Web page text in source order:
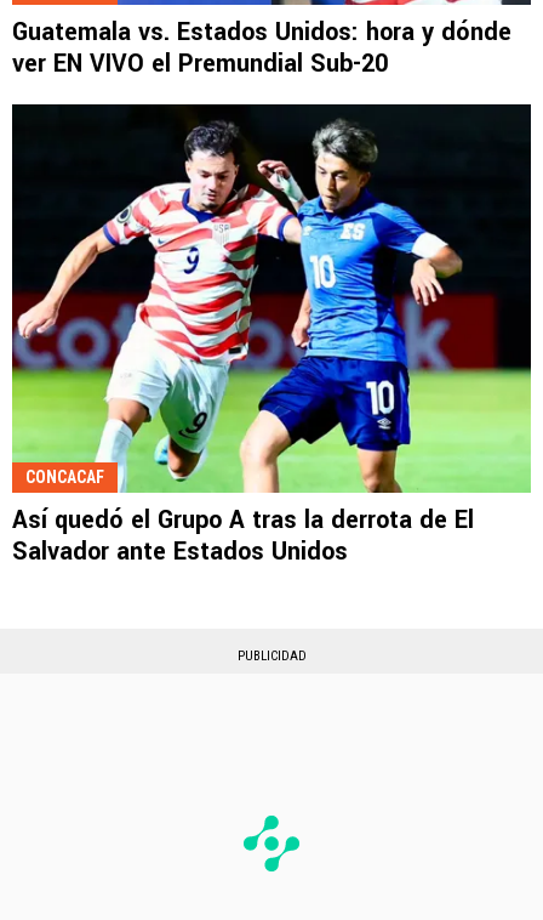
Guatemala vs. Estados Unidos: hora y dónde
ver EN VIVO el Premundial Sub-20
CONCACAF
Así quedó el Grupo A tras la derrota de El
Salvador ante Estados Unidos
PUBLICIDAD